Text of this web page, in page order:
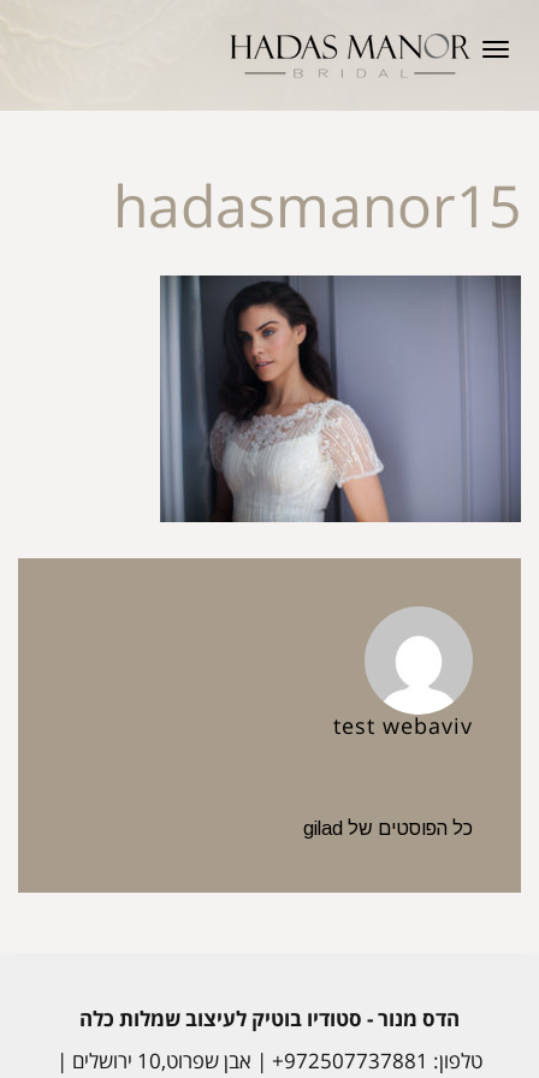
תפריט
hadasmanor15
test webaviv
כל הפוסטים של gilad
הדס מנור - סטודיו בוטיק לעיצוב שמלות כלה
טלפון: 972507737881+ | אבן שפרוט,10 ירושלים |